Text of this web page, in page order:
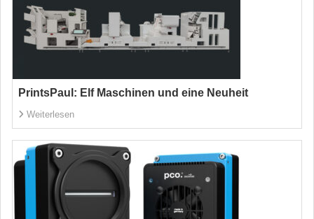
PrintsPaul: Elf Maschinen und eine Neuheit
Weiterlesen